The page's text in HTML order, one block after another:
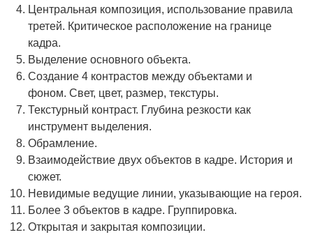
Центральная композиция, использование правила
третей. Критическое расположение на границе
кадра.
Выделение основного объекта.
Создание 4 контрастов между объектами и
фоном. Свет, цвет, размер, текстуры.
Текстурный контраст. Глубина резкости как
инструмент выделения.
Обрамление.
Взаимодействие двух объектов в кадре. История и
сюжет.
Невидимые ведущие линии, указывающие на героя.
Более 3 объектов в кадре. Группировка.
Открытая и закрытая композиции.